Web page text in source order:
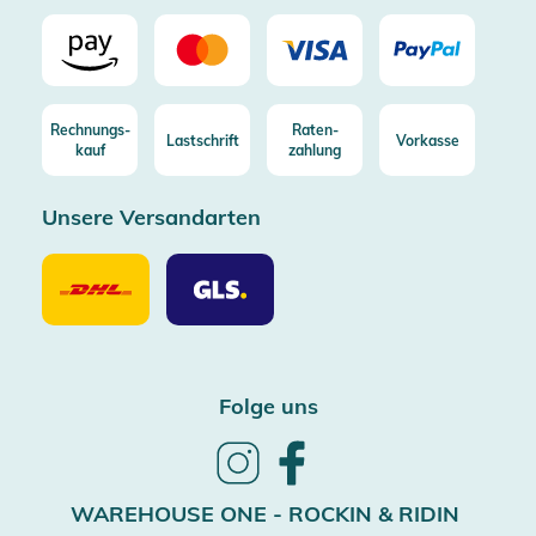
Rechnungs-
kauf
Lastschrift
Raten-
zahlung
Vorkasse
Unsere Versandarten
Unsere
Versandarten
DHL
Unsere
Versandarten
GLS
Folge uns
Follow
InstagramFacebook
WAREHOUSE ONE - ROCKIN & RIDIN